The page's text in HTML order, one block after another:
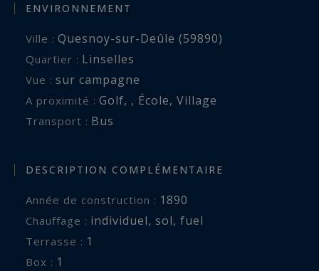
ENVIRONNEMENT
Ville : Quesnoy-sur-Deûle (59890)
Quartier : Linselles
Vue : sur campagne
A proximité : Golf, , École, Village
Transport : Bus
DESCRIPTION COMPLÉMENTAIRE
Année de construction : 1890
Chauffage : individuel, sol, fuel
terrasse : 1
box : 1